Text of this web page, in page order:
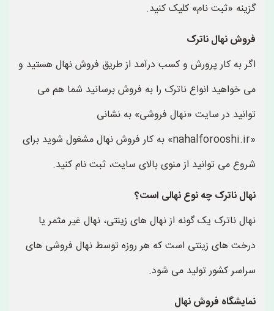
گزینه «ثبت نام» کلیک کنید.
فروش نهال ناترک
اگر به کار پرورش و کسب درآمد از طریق فروش نهال هستید و
می خواهید انواع ناترک را به فروش برسانید شما هم می
توانید در سایت «نهال فروشی» به نشانی
«nahalforooshi.ir» به کار فروش نهال مشغول شوید برای
شروع می توانید از منوی بالای سایت، ثبت نام کنید.
نهال ناترک چه نوع نهالی است؟
نهال ناترک یک گونه از نهال های زینتی، نهال غیر مثمر یا
درخت های زینتی است که هر روزه توسط نهال فروشی های
سراسر کشور تولید می شود.
نمایشگاه فروش نهال